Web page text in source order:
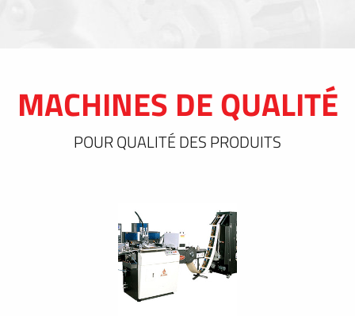
MACHINES DE QUALITÉ
POUR QUALITÉ DES PRODUITS